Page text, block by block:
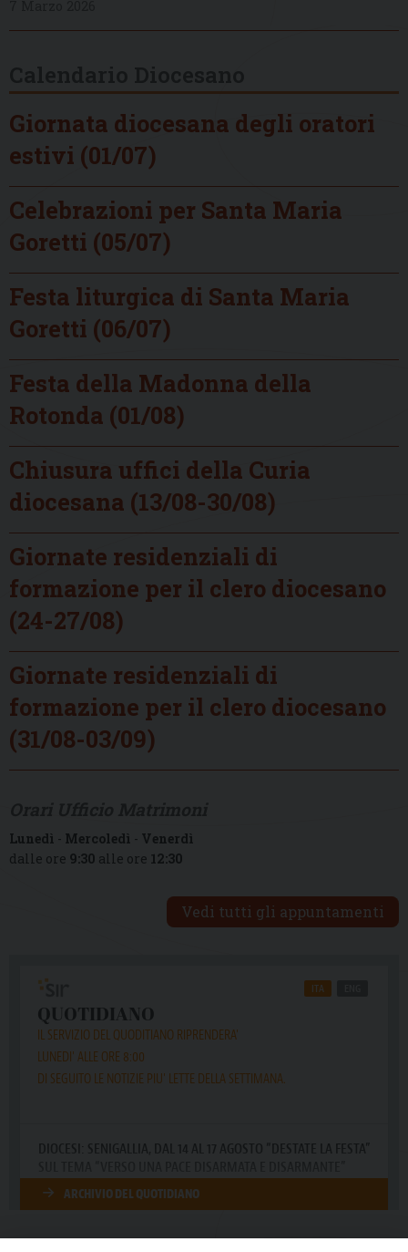
Giornata diocesana degli oratori
estivi (01/07)
Celebrazioni per Santa Maria
Goretti (05/07)
Festa liturgica di Santa Maria
Goretti (06/07)
Festa della Madonna della
Rotonda (01/08)
Chiusura uffici della Curia
diocesana (13/08-30/08)
Giornate residenziali di
formazione per il clero diocesano
(24-27/08)
Giornate residenziali di
formazione per il clero diocesano
(31/08-03/09)
Lunedì - Mercoledì - Venerdì
dalle ore 9:30 alle ore 12:30
Vedi tutti gli appuntamenti